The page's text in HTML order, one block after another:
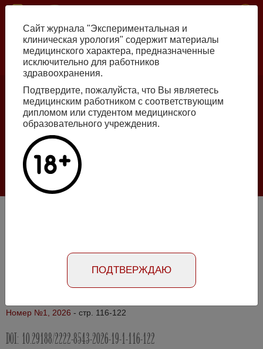
Перейти
основному
содержанию
Номер №2, 2026
Галлюцинации больших языковых моделей
в клинической урологии
Номер №1, 2026 - стр. 116-122
Абстракт на русском языке
DOI: 10.29188/2222-8543-2026-19-1-116-122
Сайт журнала "Экспериментальная и
клиническая урология" содержит материалы
медицинского характера, предназначенные
исключительно для работников
здравоохранения.
Подтвердите, пожалуйста, что Вы являетесь
медицинским работником с соответствующим
дипломом или студентом медицинского
образовательного учреждения.
ПОДТВЕРЖДАЮ